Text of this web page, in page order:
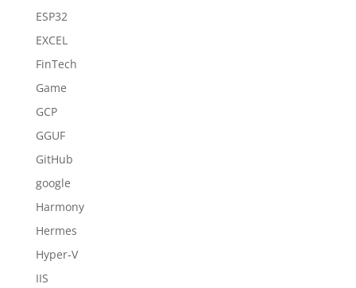
ESP32
EXCEL
FinTech
Game
GCP
GGUF
GitHub
google
Harmony
Hermes
Hyper-V
IIS